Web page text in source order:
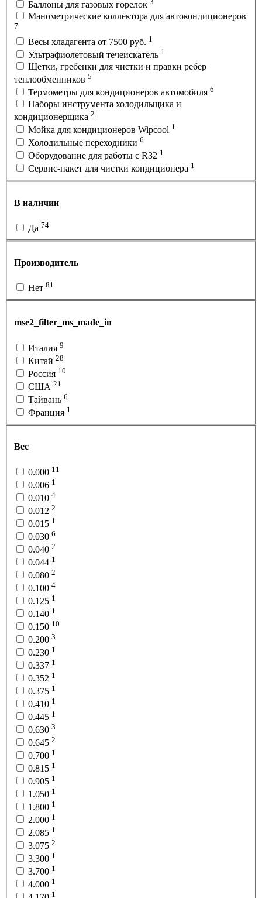
Баллоны для газовых горелок
Манометрические коллектора для автокондиционеров
7
Весы хладагента от 7500 руб. 1
Ультрафиолетовый течеискатель 1
Щетки, гребенки для чистки и правки ребер
теплообменников 5
Термометры для кондиционеров автомобиля 6
Наборы инструмента холодильщика и
кондиционерщика 2
Мойка для кондиционеров Wipcool 1
Холодильные переходники 6
Оборудование для работы с R32 1
Сервис-пакет для чистки кондиционера 1
В наличии
Да 74
Производитель
Нет 81
mse2_filter_ms_made_in
Италия 9
Китай 28
Россия 10
США 21
Тайвань 6
Франция 1
Вес
0.000 11
0.006 1
0.010 4
0.012 2
0.015 1
0.030 6
0.040 2
0.044 1
0.080 2
0.100 4
0.125 1
0.140 1
0.150 10
0.200 3
0.230 1
0.337 1
0.352 1
0.375 1
0.410 1
0.445 1
0.630 3
0.645 2
0.700 1
0.815 1
0.905 1
1.050 1
1.800 1
2.000 1
2.085 1
3.075 2
3.300 1
3.700 1
4.000 1
1